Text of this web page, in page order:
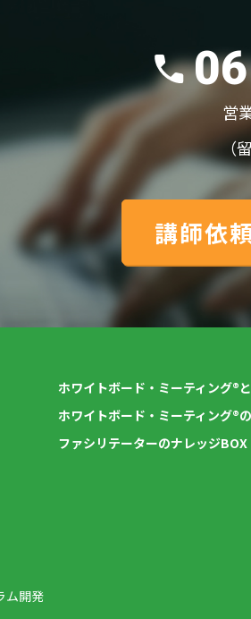
営
（
講師依
ム開発
ホワイトボード・ミーティング®
ホワイトボード・ミーティング®
ファシリテーターのナレッジBOX